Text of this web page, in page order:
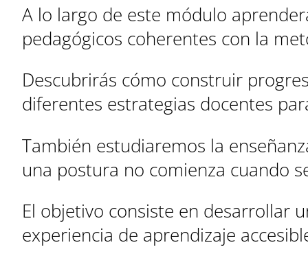
A lo largo de este módulo
pedagógicos coherentes con la
Descubrirás cómo construir
diferentes estrategias docentes
También estudiaremos la
una postura no comienza cuando
El objetivo consiste en desarrollar
experiencia de aprendizaje